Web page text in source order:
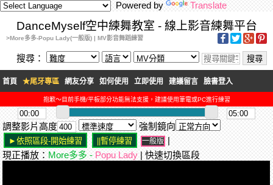
Powered by Translate
DanceMyself空中練舞教室 - 線上影音練舞平台
>More多多-Popu Lady(一般版) | MV影音舞蹈練習
搜尋：
首頁 ★尾牙專區 網友分享 如何使用 立即使用 建議留言 臉書登入
抱歉～目前手機/平板部分功能無法支援，建議使用筆電或PC進行練習
調整影片高度 強制鏡向
一般版 |
現正播放： More多多 - Popu Lady | 快速切換區段